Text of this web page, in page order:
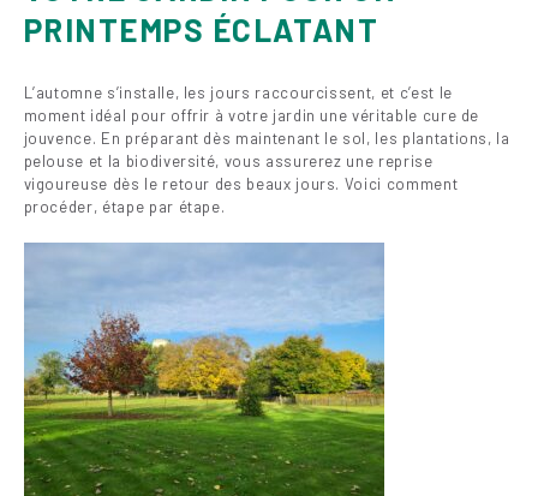
PRINTEMPS ÉCLATANT
L’automne s’installe, les jours raccourcissent, et c’est le
moment idéal pour offrir à votre jardin une véritable cure de
jouvence. En préparant dès maintenant le sol, les plantations, la
pelouse et la biodiversité, vous assurerez une reprise
vigoureuse dès le retour des beaux jours. Voici comment
procéder, étape par étape.